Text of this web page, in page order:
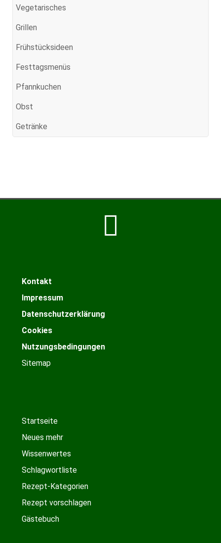
Vegetarisches
Grillen
Frühstücksideen
Festtagsmenüs
Pfannkuchen
Obst
Getränke
Kontakt
Impressum
Datenschutzerklärung
Cookies
Nutzungsbedingungen
Sitemap
Startseite
Neues mehr
Wissenwertes
Schlagwortliste
Rezept-Kategorien
Rezept vorschlagen
Gästebuch